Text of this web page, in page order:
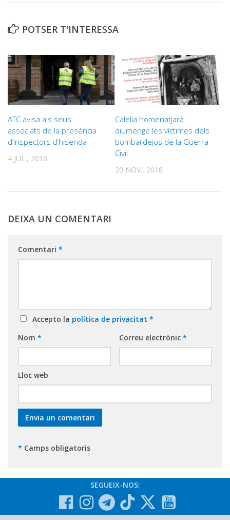
POTSER T'INTERESSA
ATC avisa als seus
associats de la presència
d’inspectors d’hisenda
4 JUL., 2016
Calella homenatjarà
diumenge les víctimes dels
bombardejos de la Guerra
Civil
20 NOV., 2018
DEIXA UN COMENTARI
Comentari *
Accepto la política de privacitat *
Nom * Correu electrònic *
Lloc web
* Camps obligatoris
SEGUEIX-NOS: